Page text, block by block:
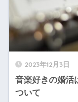
2023年12月3日
音楽好きの婚活
ついて